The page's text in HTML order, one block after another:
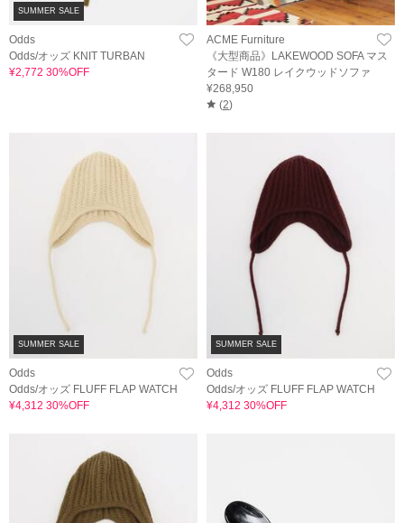
SUMMER SALE
Odds
Odds/オッズ KNIT TURBAN
¥2,772 30%OFF
ACME Furniture
《大型商品》LAKEWOOD SOFA マス
タード W180 レイクウッドソファ
¥268,950
(2)
SUMMER SALE
Odds
Odds/オッズ FLUFF FLAP WATCH
¥4,312 30%OFF
SUMMER SALE
Odds
Odds/オッズ FLUFF FLAP WATCH
¥4,312 30%OFF